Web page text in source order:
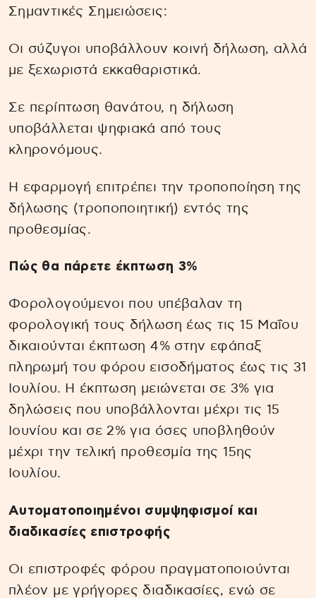
Σημαντικές Σημειώσεις:
Οι σύζυγοι υποβάλλουν κοινή δήλωση, αλλά
με ξεχωριστά εκκαθαριστικά.
Σε περίπτωση θανάτου, η δήλωση
υποβάλλεται ψηφιακά από τους
κληρονόμους.
Η εφαρμογή επιτρέπει την τροποποίηση της
δήλωσης (τροποποιητική) εντός της
προθεσμίας.
Πώς θα πάρετε έκπτωση 3%
Φορολογούμενοι που υπέβαλαν τη
φορολογική τους δήλωση έως τις 15 Μαΐου
δικαιούνται έκπτωση 4% στην εφάπαξ
πληρωμή του φόρου εισοδήματος έως τις 31
Ιουλίου. Η έκπτωση μειώνεται σε 3% για
δηλώσεις που υποβάλλονται μέχρι τις 15
Ιουνίου και σε 2% για όσες υποβληθούν
μέχρι την τελική προθεσμία της 15ης
Ιουλίου.
Αυτοματοποιημένοι συμψηφισμοί και
διαδικασίες επιστροφής
Οι επιστροφές φόρου πραγματοποιούνται
πλέον με γρήγορες διαδικασίες, ενώ σε